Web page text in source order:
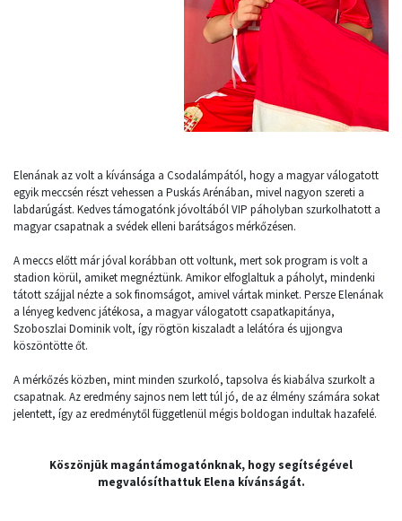
Elenának az volt a kívánsága a Csodalámpától, hogy a magyar válogatott
egyik meccsén részt vehessen a Puskás Arénában, mivel nagyon szereti a
labdarúgást. Kedves támogatónk jóvoltából VIP páholyban szurkolhatott a
magyar csapatnak a svédek elleni barátságos mérkőzésen.
A meccs előtt már jóval korábban ott voltunk, mert sok program is volt a
stadion körül, amiket megnéztünk. Amikor elfoglaltuk a páholyt, mindenki
tátott szájjal nézte a sok finomságot, amivel vártak minket. Persze Elenának
a lényeg kedvenc játékosa, a magyar válogatott csapatkapitánya,
Szoboszlai Dominik volt, így rögtön kiszaladt a lelátóra és ujjongva
köszöntötte őt.
A mérkőzés közben, mint minden szurkoló, tapsolva és kiabálva szurkolt a
csapatnak. Az eredmény sajnos nem lett túl jó, de az élmény számára sokat
jelentett, így az eredménytől függetlenül mégis boldogan indultak hazafelé.
Köszönjük magántámogatónknak, hogy segítségével
megvalósíthattuk Elena kívánságát.